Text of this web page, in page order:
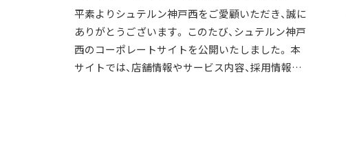
平素よりシュテルン神戸西をご愛顧いただき、誠に
ありがとうございます。 このたび、シュテルン神戸
西のコーポレートサイトを公開いたしました。 本
サイトでは、店舗情報やサービス内容、採用情報な